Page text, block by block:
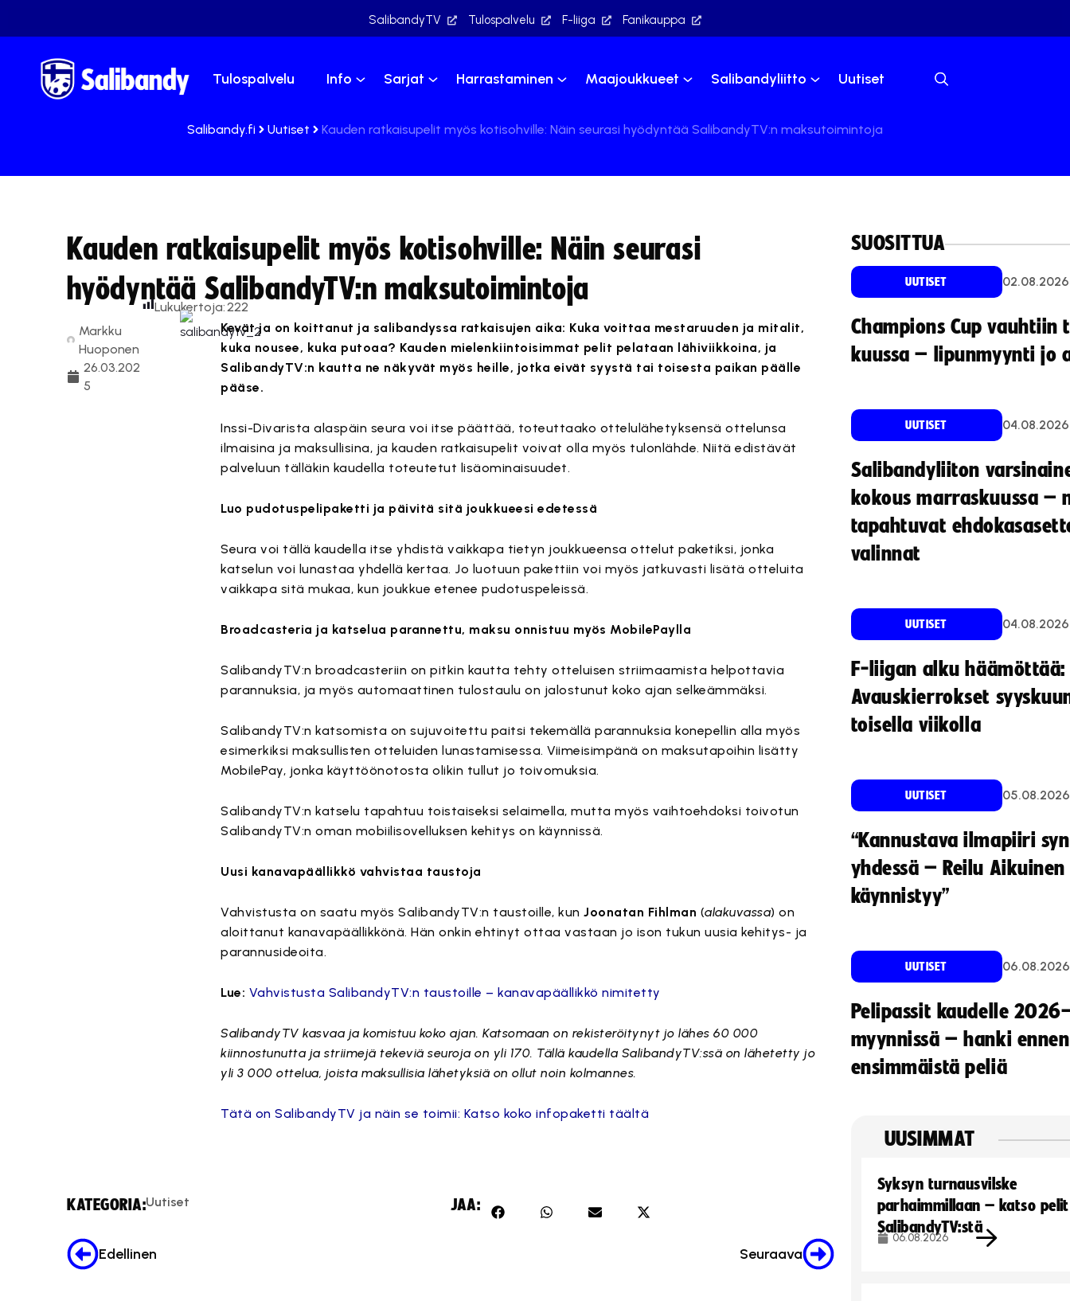
SalibandyTV Tulospalvelu F-liiga Fanikauppa
Tulospalvelu Info Sarjat Harrastaminen Maajoukkueet Salibandyliitto Uutiset
Salibandy.fi Uutiset Kauden ratkaisupelit myös kotisohville: Näin seurasi hyödyntää SalibandyTV:n maksutoimintoja
Kauden ratkaisupelit myös kotisohville: Näin seurasi
hyödyntää SalibandyTV:n maksutoimintoja
Markku
Huoponen
26.03.202
5
Lukukertoja:222
Kevät ja on koittanut ja salibandyssa ratkaisujen aika: Kuka voittaa mestaruuden ja mitalit,
kuka nousee, kuka putoaa? Kauden mielenkiintoisimmat pelit pelataan lähiviikkoina, ja
SalibandyTV:n kautta ne näkyvät myös heille, jotka eivät syystä tai toisesta paikan päälle
pääse.
Inssi-Divarista alaspäin seura voi itse päättää, toteuttaako ottelulähetyksensä ottelunsa
ilmaisina ja maksullisina, ja kauden ratkaisupelit voivat olla myös tulonlähde. Niitä edistävät
palveluun tälläkin kaudella toteutetut lisäominaisuudet.
Luo pudotuspelipaketti ja päivitä sitä joukkueesi edetessä
Seura voi tällä kaudella itse yhdistä vaikkapa tietyn joukkueensa ottelut paketiksi, jonka
katselun voi lunastaa yhdellä kertaa. Jo luotuun pakettiin voi myös jatkuvasti lisätä otteluita
vaikkapa sitä mukaa, kun joukkue etenee pudotuspeleissä.
Broadcasteria ja katselua parannettu, maksu onnistuu myös MobilePaylla
SalibandyTV:n broadcasteriin on pitkin kautta tehty otteluisen striimaamista helpottavia
parannuksia, ja myös automaattinen tulostaulu on jalostunut koko ajan selkeämmäksi.
SalibandyTV:n katsomista on sujuvoitettu paitsi tekemällä parannuksia konepellin alla myös
esimerkiksi maksullisten otteluiden lunastamisessa. Viimeisimpänä on maksutapoihin lisätty
MobilePay, jonka käyttöönotosta olikin tullut jo toivomuksia.
SalibandyTV:n katselu tapahtuu toistaiseksi selaimella, mutta myös vaihtoehdoksi toivotun
SalibandyTV:n oman mobiilisovelluksen kehitys on käynnissä.
Uusi kanavapäällikkö vahvistaa taustoja
Vahvistusta on saatu myös SalibandyTV:n taustoille, kunJoonatan Fihlman (alakuvassa) on
aloittanut kanavapäällikkönä. Hän onkin ehtinyt ottaa vastaan jo ison tukun uusia kehitys- ja
parannusideoita.
Lue: Vahvistusta SalibandyTV:n taustoille – kanavapäällikkö nimitetty
SalibandyTV kasvaa ja komistuu koko ajan. Katsomaan on rekisteröitynyt jo lähes 60 000
kiinnostunutta ja striimejä tekeviä seuroja on yli 170. Tällä kaudella SalibandyTV:ssä on lähetetty jo
yli 3 000 ottelua, joista maksullisia lähetyksiä on ollut noin kolmannes.
Tätä on SalibandyTV ja näin se toimii: Katso koko infopaketti täältä
KATEGORIA:Uutiset JAA:
Edellinen Seuraava
SUOSITTUA
UUTISET 02.08.2026
Champions Cup vauhtiin
kuussa – lipunmyynti jo
UUTISET 04.08.2026
Salibandyliiton
kokous marraskuussa –
tapahtuvat
valinnat
UUTISET 04.08.2026
F-liigan alku häämöttää:
Avauskierrokset
toisella viikolla
UUTISET 05.08.2026
“Kannustava ilmapiiri
yhdessä – Reilu
käynnistyy”
UUTISET 06.08.2026
Pelipassit kaudelle
myynnissä – hanki ennen
ensimmäistä peliä
UUSIMMAT
Syksyn turnausvilske
parhaimmillaan – katso pelit
SalibandyTV:stä
06.08.2026